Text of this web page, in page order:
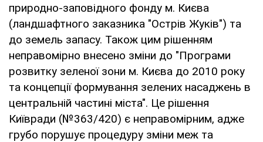
природно-заповідного фонду м. Києва
(ландшафтного заказника "Острів Жуків") та
до земель запасу. Також цим рішенням
неправомірно внесено зміни до "Програми
розвитку зеленої зони м. Києва до 2010 року
та концепції формування зелених насаджень в
центральній частині міста". Це рішення
Київради (№363/420) є неправомірним, адже
грубо порушує процедуру зміни меж та